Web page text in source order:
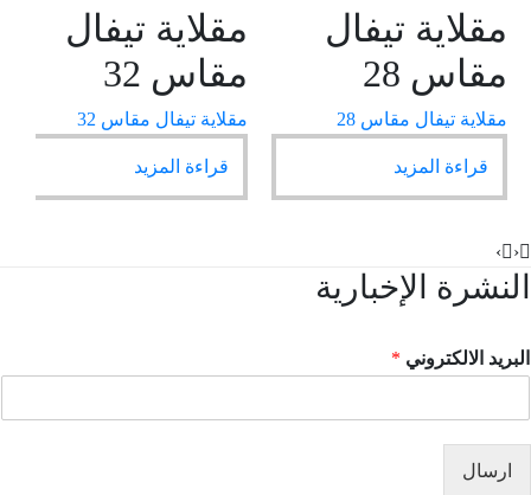
مقلاية تيفال
مقاس 32
مقلاية تيفال مقاس 32
قراءة المزيد
مقلاية تيفال
مقاس 28
مقلاية تيفال مقاس 28
قراءة المزيد
›
الإخبارية
الالكتروني*
ارسال